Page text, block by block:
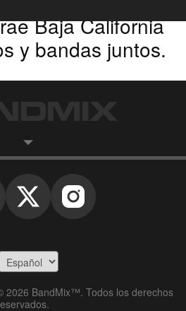
Baja California
y bandas juntos.
2026 BandMix™. Todos los derechos